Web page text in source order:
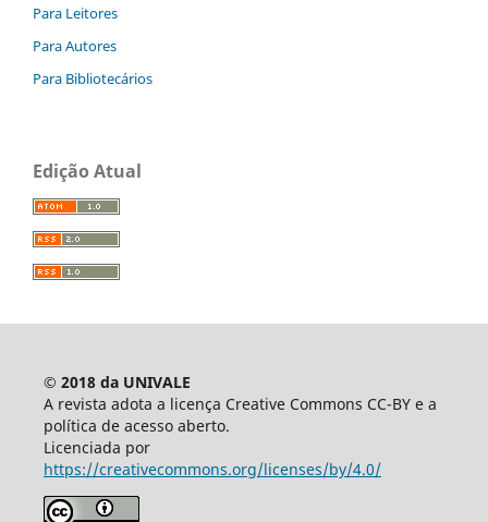
Para Leitores
Para Autores
Para Bibliotecários
Edição Atual
© 2018 da UNIVALE
A revista adota a licença Creative Commons CC-BY e a
política de acesso aberto.
Licenciada por
https://creativecommons.org/licenses/by/4.0/